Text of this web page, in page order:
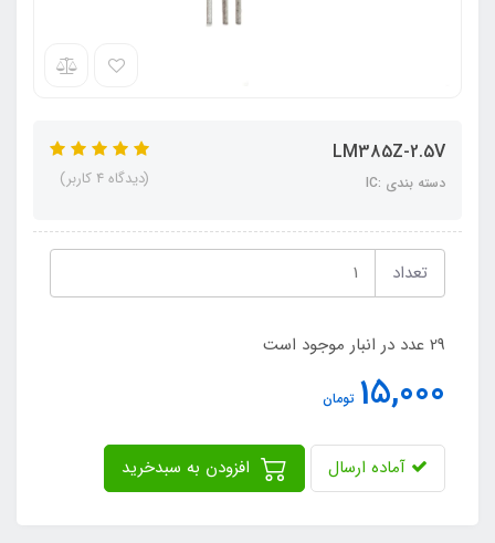
LM385Z-2.5V
دسته بندی :IC (دیدگاه 4 کاربر)
تعداد
29 عدد در انبار موجود است
15,000 تومان
آماده ارسال